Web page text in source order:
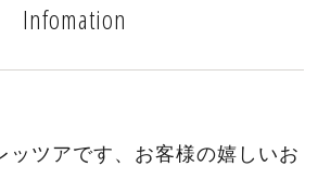
Infomation
ッツアです、お客様の嬉しいお